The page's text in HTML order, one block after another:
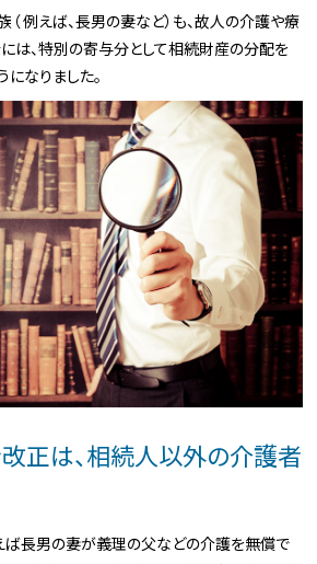
（ 例えば、長男の妻など）も、故人の介護や療
は、特別の寄与分として相続財産の分配を
なりました。
正は、相続人以外の介護者
ば長男の妻が義理の父などの介護を無償で